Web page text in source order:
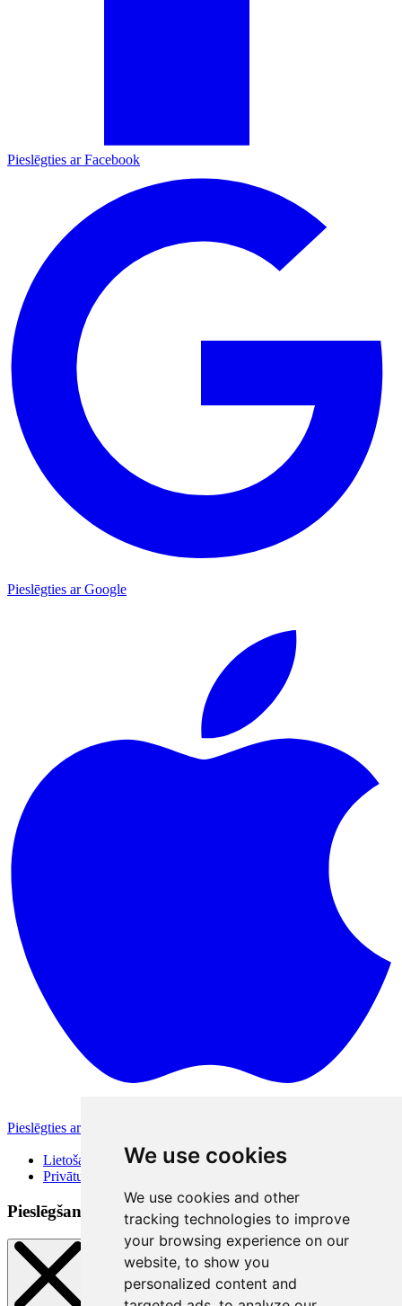
We use cookies
We use cookies and other
tracking technologies to improve
your browsing experience on our
website, to show you
personalized content and
Pieslēgties ar Facebook
Pieslēgties ar Google
Pieslēgties ar Apple
Lietošanas noteikumi
Privātuma politika
Pieslēgšanās veidi